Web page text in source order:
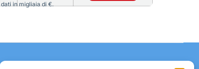
in migliaia di €.